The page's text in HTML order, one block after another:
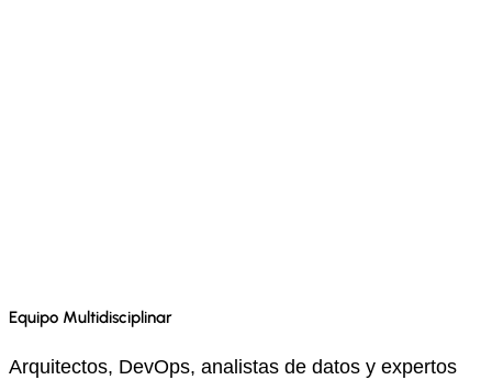
Equipo Multidisciplinar
Arquitectos, DevOps, analistas de datos y expertos